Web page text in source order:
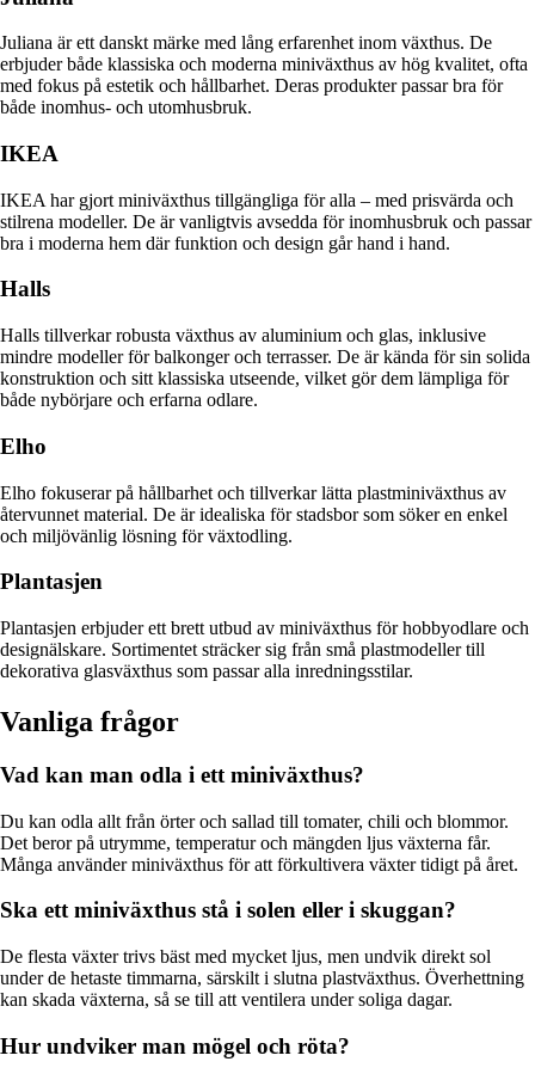
Juliana är ett danskt märke med lång erfarenhet inom växthus. De
erbjuder både klassiska och moderna miniväxthus av hög kvalitet, ofta
med fokus på estetik och hållbarhet. Deras produkter passar bra för
både inomhus- och utomhusbruk.
IKEA
IKEA har gjort miniväxthus tillgängliga för alla – med prisvärda och
stilrena modeller. De är vanligtvis avsedda för inomhusbruk och passar
bra i moderna hem där funktion och design går hand i hand.
Halls
Halls tillverkar robusta växthus av aluminium och glas, inklusive
mindre modeller för balkonger och terrasser. De är kända för sin solida
konstruktion och sitt klassiska utseende, vilket gör dem lämpliga för
både nybörjare och erfarna odlare.
Elho
Elho fokuserar på hållbarhet och tillverkar lätta plastminiväxthus av
återvunnet material. De är idealiska för stadsbor som söker en enkel
och miljövänlig lösning för växtodling.
Plantasjen
Plantasjen erbjuder ett brett utbud av miniväxthus för hobbyodlare och
designälskare. Sortimentet sträcker sig från små plastmodeller till
dekorativa glasväxthus som passar alla inredningsstilar.
Vanliga frågor
Vad kan man odla i ett miniväxthus?
Du kan odla allt från örter och sallad till tomater, chili och blommor.
Det beror på utrymme, temperatur och mängden ljus växterna får.
Många använder miniväxthus för att förkultivera växter tidigt på året.
Ska ett miniväxthus stå i solen eller i skuggan?
De flesta växter trivs bäst med mycket ljus, men undvik direkt sol
under de hetaste timmarna, särskilt i slutna plastväxthus. Överhettning
kan skada växterna, så se till att ventilera under soliga dagar.
Hur undviker man mögel och röta?